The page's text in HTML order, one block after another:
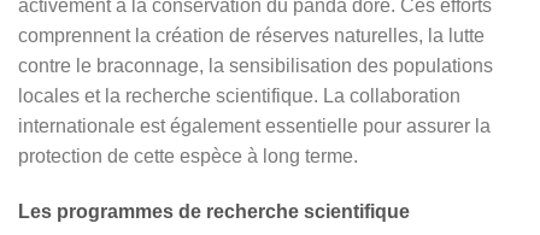
activement à la conservation du panda doré. Ces efforts
comprennent la création de réserves naturelles, la lutte
contre le braconnage, la sensibilisation des populations
locales et la recherche scientifique. La collaboration
internationale est également essentielle pour assurer la
protection de cette espèce à long terme.
Les programmes de recherche scientifique